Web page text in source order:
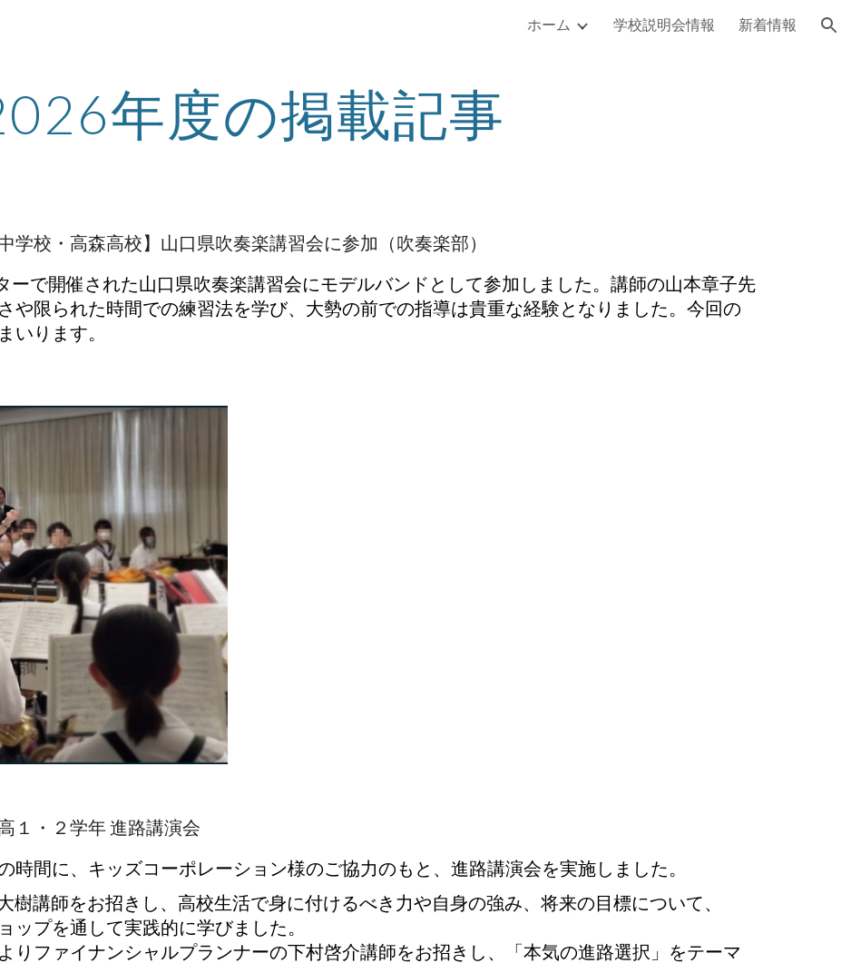
ホーム 学校説明会情報 新着情報
年度の掲載記事
校・高森高校】山口県吹奏楽講習会に参加（吹奏楽部）
で開催された山口県吹奏楽講習会にモデルバンドとして参加しました。講師の山本章子先
や限られた時間での練習法を学び、大勢の前での指導は貴重な経験となりました。今回の
いります。
１・２学年 進路講演会
時間に、キッズコーポレーション様のご協力のもと、進路講演会を実施しました。
講師をお招きし、高校生活で身に付けるべき力や自身の強み、将来の目標について、
ップを通して実践的に学びました。
ファイナンシャルプランナーの下村啓介講師をお招きし、「本気の進路選択」をテーマ